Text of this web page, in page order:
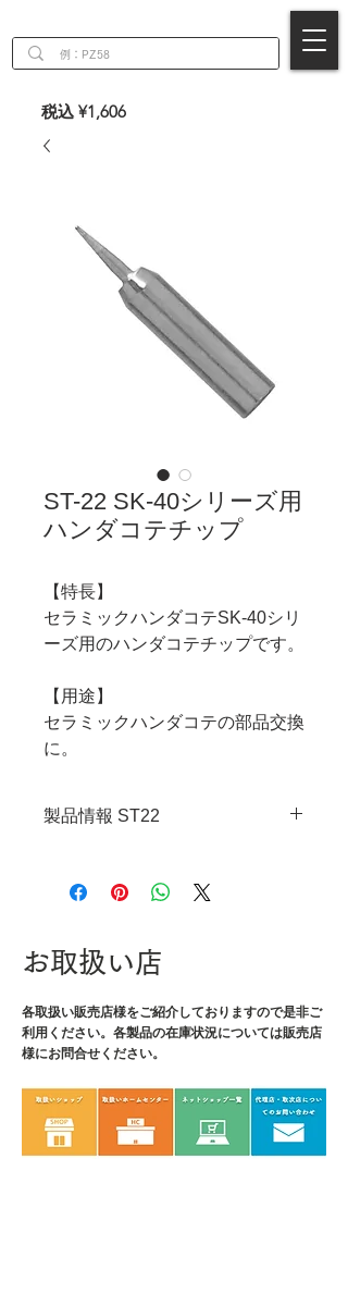
税込 ¥1,606
ST-22 SK-40シリーズ用
ハンダコテチップ
【特長】
セラミックハンダコテSK-40シリ
ーズ用のハンダコテチップです。
【用途】
セラミックハンダコテの部品交換
に。
製品情報 ST22
お取扱い店
各取扱い販売店様をご紹介しておりますので是非ご
利用ください。各製品の在庫状況については販売店
様にお問合せください。